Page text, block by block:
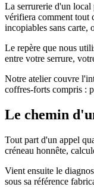
La serrurerie d'un local
vérifiera comment tout
incopiables sans carte,
Le repère que nous
entre votre serrure,
Notre atelier couvre
coffres-forts compris :
Le chemin
Tout part d'un appel
créneau honnête,
Vient ensuite le
sous sa référence